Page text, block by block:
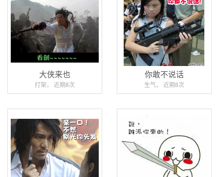
大侠来也
打架， 近期8次
你敢不说话
生气， 近期8次